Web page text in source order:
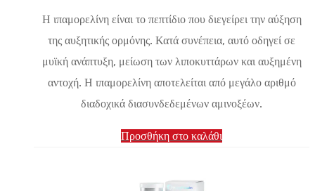
Η ιπαμορελίνη είναι το πεπτίδιο που διεγείρει την αύξηση
της αυξητικής ορμόνης. Κατά συνέπεια, αυτό οδηγεί σε
μυϊκή ανάπτυξη, μείωση των λιποκυττάρων και αυξημένη
αντοχή. Η ιπαμορελίνη αποτελείται από μεγάλο αριθμό
διαδοχικά διασυνδεδεμένων αμινοξέων.
Προσθήκη στο καλάθι